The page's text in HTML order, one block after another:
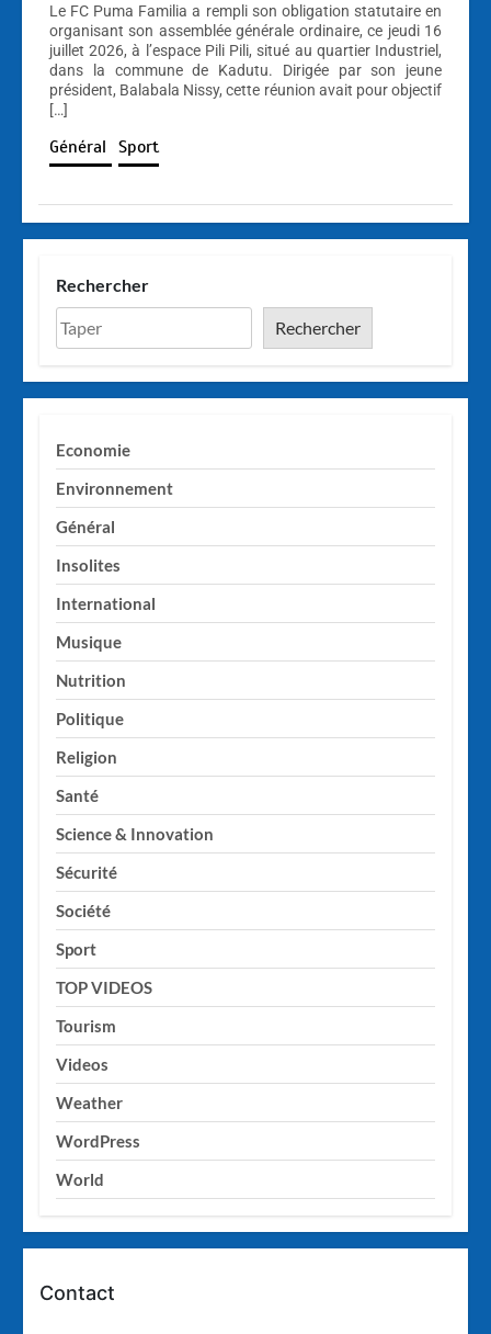
Le FC Puma Familia a rempli son obligation statutaire en
organisant son assemblée générale ordinaire, ce jeudi 16
juillet 2026, à l’espace Pili Pili, situé au quartier Industriel,
dans la commune de Kadutu. Dirigée par son jeune
président, Balabala Nissy, cette réunion avait pour objectif
[…]
Général Sport
Rechercher
Rechercher
Economie
Environnement
Général
Insolites
International
Musique
Nutrition
Politique
Religion
Santé
Science & Innovation
Sécurité
Société
Sport
TOP VIDEOS
Tourism
Videos
Weather
WordPress
World
Contact